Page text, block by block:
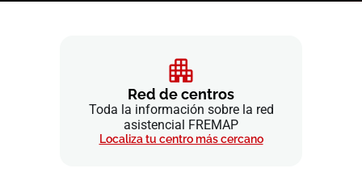
Red de centros
Toda la información sobre la red
asistencial FREMAP
Localiza tu centro más cercano